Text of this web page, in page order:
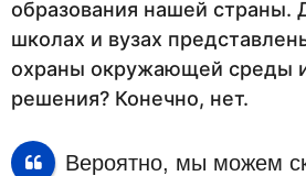
образования нашей страны.
школах и вузах
охраны окружающей среды
решения? Конечно, нет.
Вероятно, мы можем